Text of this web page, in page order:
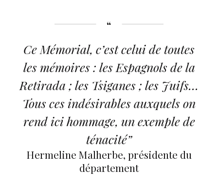
Ce Mémorial, c’est celui de toutes
les mémoires : les Espagnols de la
Retirada ; les Tsiganes ; les Juifs…
Tous ces indésirables auxquels on
rend ici hommage, un exemple de
ténacité”
Hermeline Malherbe, présidente du
département